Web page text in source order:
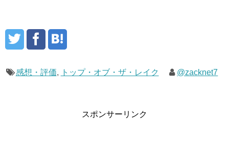
感想・評価, トップ・オブ・ザ・レイク @zacknet7
スポンサーリンク